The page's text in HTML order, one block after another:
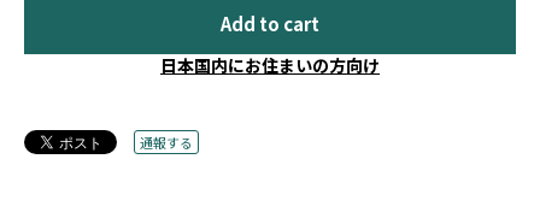
Add to cart
日本国内にお住まいの方向け
通報する